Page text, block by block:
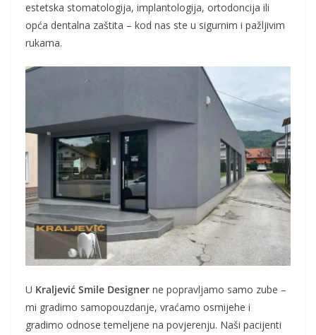
estetska stomatologija, implantologija, ortodoncija ili
opća dentalna zaštita – kod nas ste u sigurnim i pažljivim
rukama.
U Kraljević Smile Designer ne popravljamo samo zube –
mi gradimo samopouzdanje, vraćamo osmijehe i
gradimo odnose temeljene na povjerenju. Naši pacijenti